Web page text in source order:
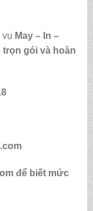
vụ May – In –
trọn gói và hoàn
để biết mức